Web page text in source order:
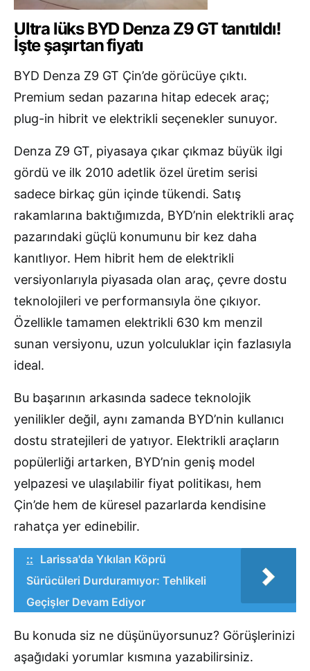
Ultra lüks BYD Denza Z9 GT tanıtıldı!
İşte şaşırtan fiyatı
BYD Denza Z9 GT Çin’de görücüye çıktı.
Premium sedan pazarına hitap edecek araç;
plug-in hibrit ve elektrikli seçenekler sunuyor.
Denza Z9 GT, piyasaya çıkar çıkmaz büyük ilgi
gördü ve ilk 2010 adetlik özel üretim serisi
sadece birkaç gün içinde tükendi. Satış
rakamlarına baktığımızda, BYD’nin elektrikli araç
pazarındaki güçlü konumunu bir kez daha
kanıtlıyor. Hem hibrit hem de elektrikli
versiyonlarıyla piyasada olan araç, çevre dostu
teknolojileri ve performansıyla öne çıkıyor.
Özellikle tamamen elektrikli 630 km menzil
sunan versiyonu, uzun yolculuklar için fazlasıyla
ideal.
Bu başarının arkasında sadece teknolojik
yenilikler değil, aynı zamanda BYD’nin kullanıcı
dostu stratejileri de yatıyor. Elektrikli araçların
popülerliği artarken, BYD’nin geniş model
yelpazesi ve ulaşılabilir fiyat politikası, hem
Çin’de hem de küresel pazarlarda kendisine
rahatça yer edinebilir.
:: Larissa'da Yıkılan Köprü
Sürücüleri Durduramıyor: Tehlikeli
Geçişler Devam Ediyor
Bu konuda siz ne düşünüyorsunuz? Görüşlerinizi
aşağıdaki yorumlar kısmına yazabilirsiniz.